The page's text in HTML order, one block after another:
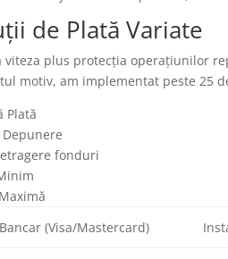
de Plată Variate
viteza plus protecția operațiunilor
motiv, am implementat peste 25
Plată
fonduri
(Visa/Mastercard)